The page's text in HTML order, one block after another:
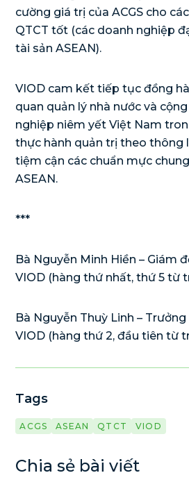
cường giá trị của ACGS cho
QTCT tốt (các doanh nghiệp
tài sản ASEAN).
VIOD cam kết tiếp tục đồng
quan quản lý nhà nước và
nghiệp niêm yết Việt Nam
thực hành quản trị theo thông
tiệm cận các chuẩn mực
ASEAN.
***
Bà Nguyễn Minh Hiền – Giám
VIOD (hàng thứ nhất, thứ 5 từ
Bà Nguyễn Thuỳ Linh –
VIOD (hàng thứ 2, đầu tiên từ
Tags
ACGS ASEAN QTCT VIOD
Chia sẻ bài viết